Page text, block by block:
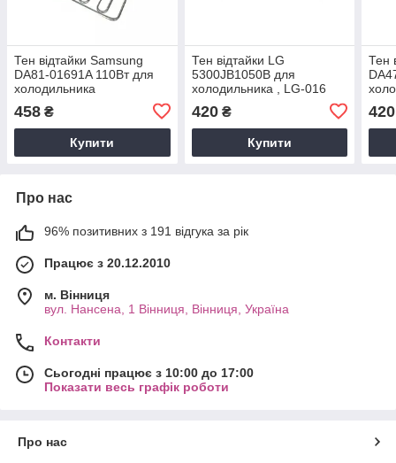
Тен відтайки Samsung
DA81-01691A 110Вт для
холодильника
458 ₴
Купити
Тен відтайки LG
5300JB1050B для
холодильника , LG-016
420₴
Купити
Тен
420
Про нас
96% позитивних з 191 відгука за рік
Працює з 20.12.2010
м. Вінниця
вул. Нансена, 1 Вінниця, Вінниця, Україна
Контакти
Сьогодні працює з 10:00 до 17:00
Показати весь графік роботи
Про нас